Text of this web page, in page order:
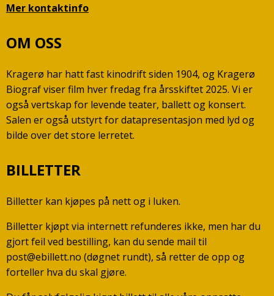
Mer kontaktinfo
OM OSS
Kragerø har hatt fast kinodrift siden 1904, og Kragerø
Biograf viser film hver fredag fra årsskiftet 2025. Vi er
også vertskap for levende teater, ballett og konsert.
Salen er også utstyrt for datapresentasjon med lyd og
bilde over det store lerretet.
BILLETTER
Billetter kan kjøpes på nett og i luken.
Billetter kjøpt via internett refunderes ikke, men har du
gjort feil ved bestilling, kan du sende mail til
post@ebillett.no (døgnet rundt), så retter de opp og
forteller hva du skal gjøre.